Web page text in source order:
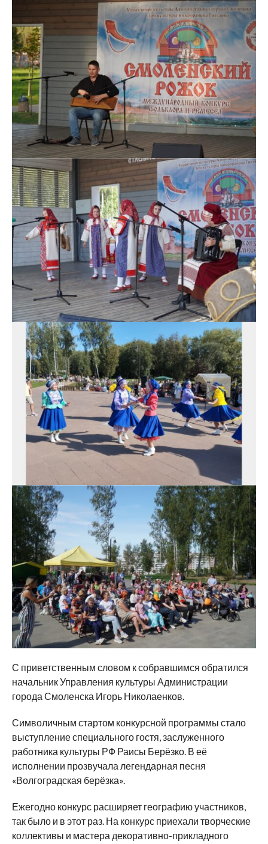
С приветственным словом к собравшимся обратился
начальник Управления культуры Администрации
города Смоленска Игорь Николаенков.
Символичным стартом конкурсной программы стало
выступление специального гостя, заслуженного
работника культуры РФ Раисы Берёзко. В её
исполнении прозвучала легендарная песня
«Волгоградская берёзка».
Ежегодно конкурс расширяет географию участников,
так было и в этот раз. На конкурс приехали творческие
коллективы и мастера декоративно-прикладного